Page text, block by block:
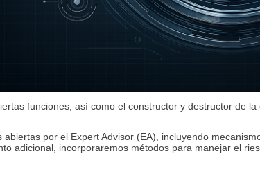
funciones, así como el constructor y destructor de
por el Expert Advisor (EA), incluyendo
adicional, incorporaremos métodos para manejar el